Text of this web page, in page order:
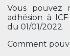
Vous pouvez
adhésion à
du 01/01/2022.
Comment